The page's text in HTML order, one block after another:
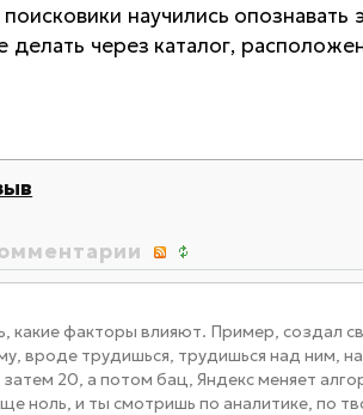
научились опознавать
через каталог,
какие факторы влияют. Пример, создал
вроде трудишься, трудишься над ним,
20, а потом бац, Яндекс меняет
ноль, и ты смотришь по аналитике, по